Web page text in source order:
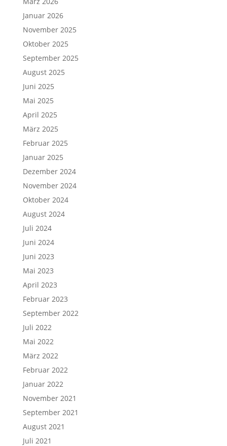
Januar 2026
November 2025
Oktober 2025
September 2025
August 2025
Juni 2025
Mai 2025
April 2025
März 2025
Februar 2025
Januar 2025
Dezember 2024
November 2024
Oktober 2024
August 2024
Juli 2024
Juni 2024
Juni 2023
Mai 2023
April 2023
Februar 2023
September 2022
Juli 2022
Mai 2022
März 2022
Februar 2022
Januar 2022
November 2021
September 2021
August 2021
Juli 2021